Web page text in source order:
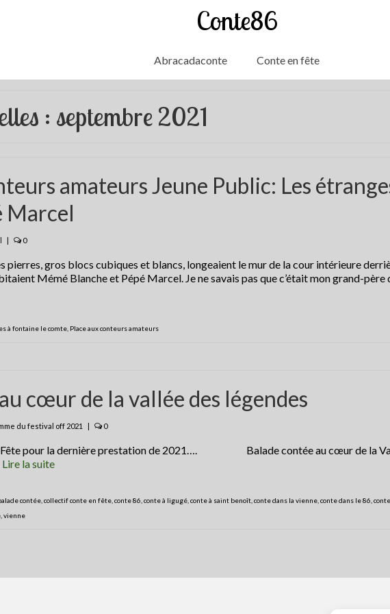
Conte86
Abracadaconte Conte en fête
: septembre 2021
amateurs Jeune Public: Les
Marcel
| 0
pierres, gros blocs cubiques et blancs, longeaient le mur de la cour intérieure
Mémé Blanche et Pépé Marcel. Je ne savais pas que c’était mon grand-père
à fontaine le comte Place aux conteurs amateurs
cœur de la vallée des légendes
du festival off 2021 | 0
Fête pour la dernière prestation de 2021…. Balade contée au cœur de la
Lire la suite­­
contée collectif conte en fête conte 86 conte à ligugé conte à saint benoît conte dans la vienne conte dans le 86
vienne